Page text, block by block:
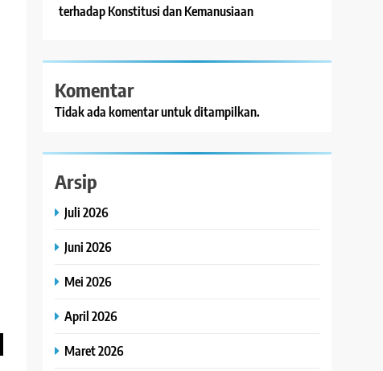
terhadap Konstitusi dan Kemanusiaan
Komentar
Tidak ada komentar untuk ditampilkan.
Arsip
Juli 2026
Juni 2026
Mei 2026
April 2026
Maret 2026